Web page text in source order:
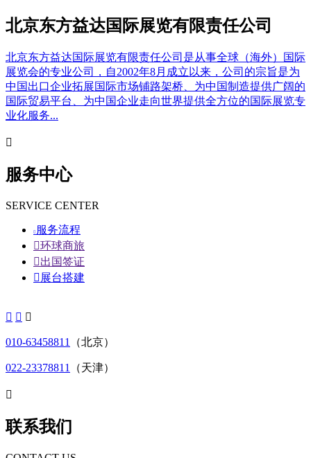
北京东方益达国际展览有限责任公司
北京东方益达国际展览有限责任公司是从事全球（海外）国际
展览会的专业公司，自2002年8月成立以来，公司的宗旨是为
中国出口企业拓展国际市场铺路架桥、为中国制造提供广阔的
国际贸易平台、为中国企业走向世界提供全方位的国际展览专
业化服务...

服务中心
SERVICE CENTER
 服务流程
环球商旅
出国签证
 展台搭建
  
010-63458811 （北京）
022-23378811 （天津）

联系我们